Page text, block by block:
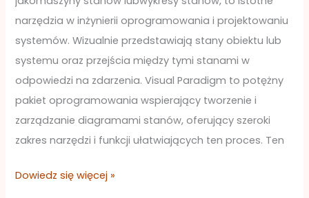
narzędzia w inżynierii oprogramowania i projektowaniu
systemów. Wizualnie przedstawiają stany obiektu lub
systemu oraz przejścia między tymi stanami w
odpowiedzi na zdarzenia. Visual Paradigm to potężny
pakiet oprogramowania wspierający tworzenie i
zarządzanie diagramami stanów, oferujący szeroki
zakres narzędzi i funkcji ułatwiających ten proces. Ten
pomocą
Visual
Paradigm
Dowiedz się więcej »